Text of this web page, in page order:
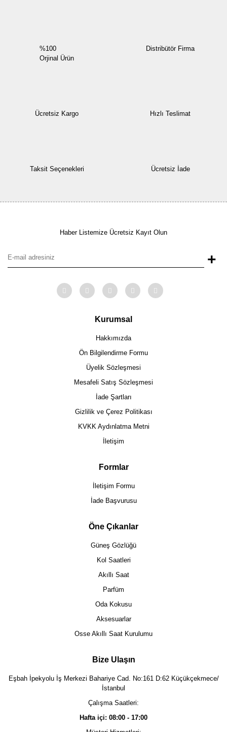
%100
Orjinal Ürün
Distribütör Firma
Ücretsiz Kargo Hızlı Teslimat
Taksit Seçenekleri Ücretsiz İade
Haber Listemize Ücretsiz Kayıt Olun
+
Kurumsal
Hakkımızda
Ön Bilgilendirme Formu
Üyelik Sözleşmesi
Mesafeli Satış Sözleşmesi
İade Şartları
Gizlilik ve Çerez Politikası
KVKK Aydınlatma Metni
İletişim
Formlar
İletişim Formu
İade Başvurusu
Öne Çıkanlar
Güneş Gözlüğü
Kol Saatleri
Akıllı Saat
Parfüm
Oda Kokusu
Aksesuarlar
Osse Akıllı Saat Kurulumu
Bize Ulaşın
Eşbah İpekyolu İş Merkezi Bahariye Cad. No:161 D:62 Küçükçekmece/
İstanbul
Çalışma Saatleri:
Hafta içi: 08:00 - 17:00